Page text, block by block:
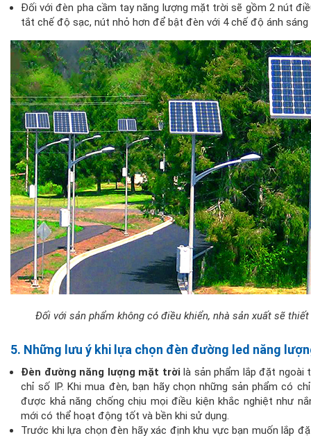
Đối với đèn pha cầm tay năng lượng mặt trời sẽ gồm 2 nút
tắt chế độ sạc, nút nhỏ hơn để bật đèn với 4 chế độ ánh
Đối với sản phẩm không có điều khiển, nhà sản xuất sẽ
5. Những lưu ý khi lựa chọn đèn đường led năng
Đèn đường năng lượng mặt trời là sản phẩm lắp đặt ngoài
chỉ số IP. Khi mua đèn, bạn hãy chọn những sản phẩm có
được khả năng chống chịu mọi điều kiện khắc nghiệt như
mới có thể hoạt động tốt và bền khi sử dụng.
Trước khi lựa chọn đèn hãy xác định khu vực bạn muốn lắp